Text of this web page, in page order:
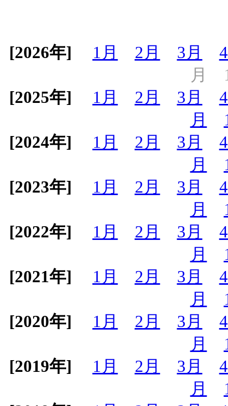
[2026年] 1月 2月 3月
月
[2025年]
1月 2月 3月
月
[2024年]
1月 2月 3月
月
[2023年]
1月 2月 3月
月
[2022年]
1月 2月 3月
月
[2021年]
1月 2月 3月
月
[2020年]
1月 2月 3月
月
[2019年]
1月 2月 3月
月